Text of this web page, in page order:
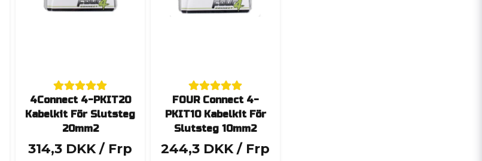
4Connect 4-PKIT20
Kabelkit För Slutsteg
20mm2
314,3 DKK / Frp
FOUR Connect 4-
PKIT10 Kabelkit För
Slutsteg 10mm2
244,3 DKK / Frp